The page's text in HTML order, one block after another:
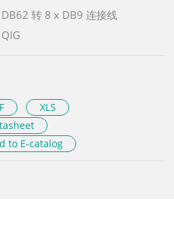
转 8 x DB9 连接线
XLS
to E-catalog